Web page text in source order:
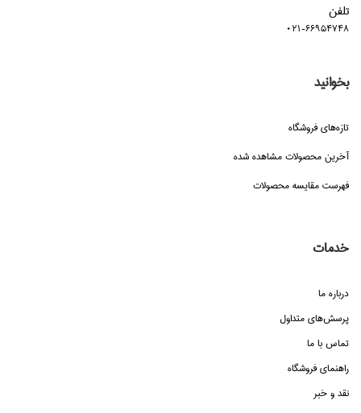
تلفن
021-66954748
بخوانید
تازه‌هاي فروشگاه
آخرین محصولات مشاهده شده
فهرست مقایسه محصولات
خدمات
درباره ما
پرسش‌هاي متداول
تماس با ما
راهنماي فروشگاه
نقد و خبر